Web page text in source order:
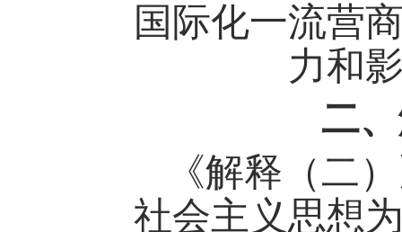
国际化一流营
力和
二
《解释（二
社会主义思想